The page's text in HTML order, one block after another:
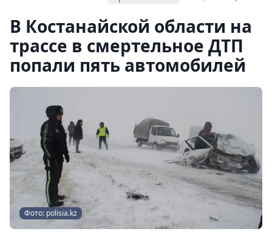
В Костанайской области на
трассе в смертельное ДТП
попали пять автомобилей
Фото: polisia.kz